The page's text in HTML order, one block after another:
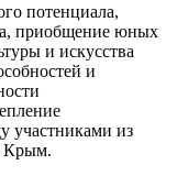
потенциала,
приобщение юных
и искусства
и
участниками из
Крым.